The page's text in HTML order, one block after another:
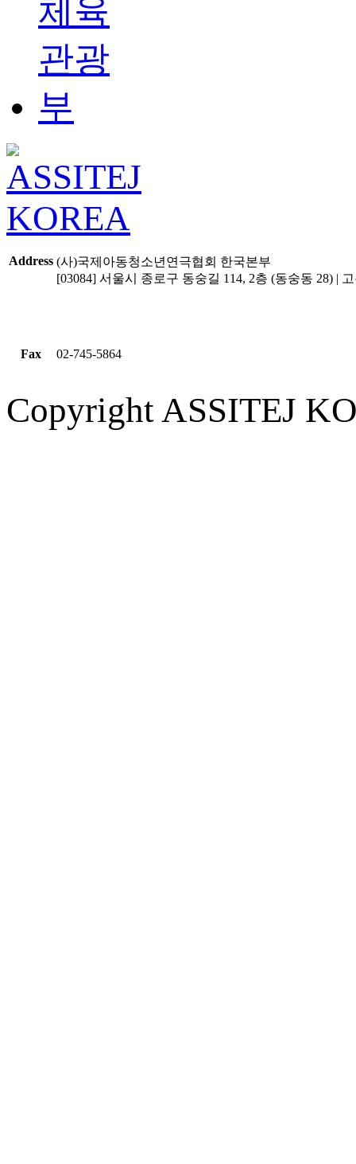
Address (사)국제아동청소년연극협회 한국본부
[03084] 서울시 종로구 동숭길 114, 2층 (동숭동 28) |
Fax 02-745-5864
Copyright ASSITEJ